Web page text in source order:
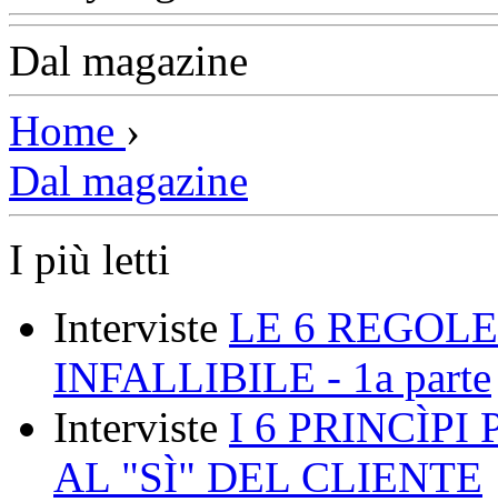
Dal magazine
Home ›
Dal magazine
I più letti
Interviste LE 6
INFALLIBILE - 1a parte
Interviste I 6 PRINCÌPI
AL "SÌ" DEL CLIENTE